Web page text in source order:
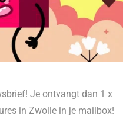
Je ontvangt dan 1 x
in Zwolle in je mailbox!